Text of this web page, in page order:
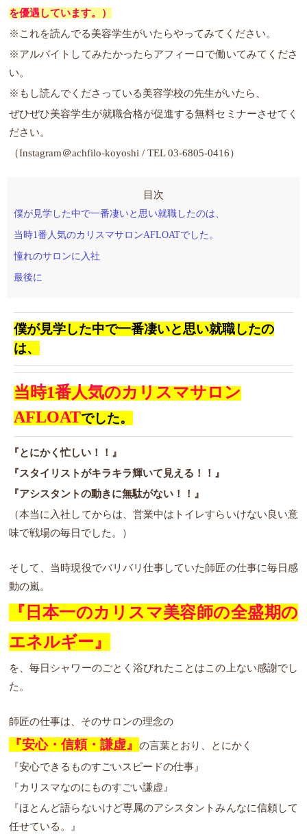
を優遇しています。）
※これを読んでる美容学生がいたらやってみてください。
※アルバイトしてみたかったらアフィーロで働いてみてくださ
い。
※もし読んでくださっている美容学校の先生がいたら、
ぜひぜひ美容学生が就職合格が促進する無料セミナーさせてく
ださい。
（Instagram＠achfilo-koyoshi / TEL 03-6805-0416）
僕が見学した中で一番凄いと思い就職したのは、
当時1番人気のカリスマサロンAFLOATでした。
憧れのサロンに入社
最後に
僕が見学した中で一番凄いと思い就職したの
は、
当時1番人気のカリスマサロン
AFLOATでした。
『とにかく忙しい！！』
『スタイリストがキラキラ輝いて見える！！』
『アシスタントの動きに無駄がない！！』
（本当に入社してからは、営業中はトイレすらいけない良い意
味で戦場の毎日でした。）
そして、当時現役でバリバリ仕事していた師匠の仕事に毎日感
動の嵐。
『日本一のカリスマ美容師の全盛期の
エネルギー』
を、毎日シャワーのごとく浴びれたことはこの上ない感謝でし
た。
師匠の仕事は、そのサロンの理念の
『安心・信頼・謙虚』
の言葉とおり、とにかく
『安心できるものすごいスピードの仕事』
『カリスマなのにものすごい謙虚』
『ほとんど語らないけど専属のアシスタントみんなに信頼して
任せている。』